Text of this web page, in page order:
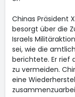
Chinas Präsident
besorgt über die
Israels
sei, wie die
berichtete. Er rief
zu vermeiden.
eine